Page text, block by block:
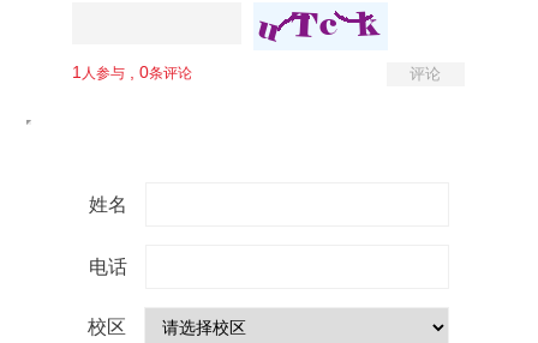
姓名
电话
校区